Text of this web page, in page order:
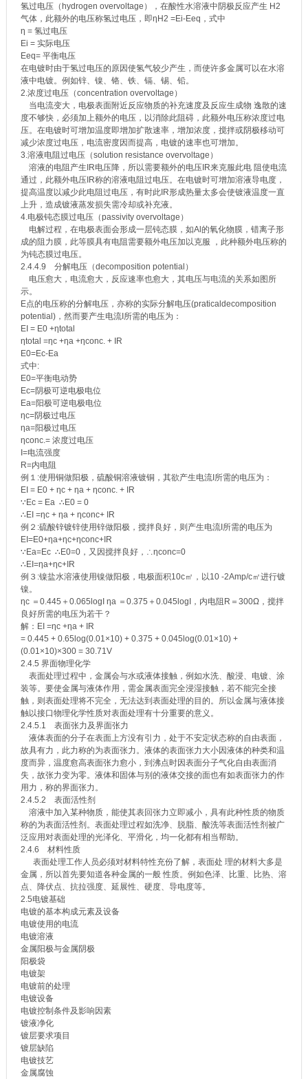
氢过电压（hydrogen overvoltage），在酸性水溶液中阴极反应产生 H2
气体，此额外的电压称氢过电压，即ηH2 =Ei-Eeq，式中
η = 氢过电压
Ei = 实际电压
Eeq= 平衡电压
在电镀时由于氢过电压的原因使氢气较少产生，而使许多金属可以在水溶
液中电镀。例如锌、镍、铬、铁、镉、锡、铅。
2.浓度过电压（concentration overvoltage）
当电流变大，电极表面附近反应物质的补充速度及反应生成物 逸散的速
度不够快，必须加上额外的电压，以消除此阻碍，此额外电压称浓度过电
压。在电镀时可增加温度即增加扩散速率，增加浓度，搅拌或阴极移动可
减少浓度过电压，电流密度因而提高，电镀的速率也可增加。
3.溶液电阻过电压（solution resistance overvoltage）
溶液的电阻产生IR电压降，所以需要额外的电压IR来克服此电 阻使电流
通过，此额外电压IR称的溶液电阻过电压。在电镀时可增加溶液导电度，
提高温度以减少此电阻过电压，有时此IR形成热量太多会使镀液温度一直
上升，造成镀液蒸发损失需冷却或补充液。
4.电极钝态膜过电压（passivity overvoltage）
电解过程，在电极表面会形成一层钝态膜，如Al的氧化物膜，错离子形
成的阻力膜，此等膜具有电阻需要额外电压加以克服 ，此种额外电压称的
为钝态膜过电压。
2.4.4.9 分解电压（decomposition potential）
电压愈大，电流愈大，反应速率也愈大，其电压与电流的关系如图所
示。
E点的电压称的分解电压，亦称的实际分解电压(praticaldecomposition
potential)，然而要产生电流I所需的电压为：
EI = E0 +ηtotal
ηtotal =ηc +ηa +ηconc. + IR
E0=Ec-Ea
式中:
E0=平衡电动势
Ec=阴极可逆电极电位
Ea=阳极可逆电极电位
ηc=阴极过电压
ηa=阳极过电压
ηconc.= 浓度过电压
I=电流强度
R=内电阻
例１:使用铜做阳极，硫酸铜溶液镀铜，其欲产生电流I所需的电压为：
EI = E0 + ηc + ηa + ηconc. + IR
∵Ec = Ea ∴E0 = 0
∴EI =ηc + ηa + ηconc+ IR
例２:硫酸锌镀锌使用锌做阳极，搅拌良好，则产生电流I所需的电压为
EI=E0+ηa+ηc+ηconc+IR
∵Ea=Ec ∴E0=0，又因搅拌良好，∴ηconc=0
∴EI=ηa+ηc+IR
例３:镍盐水溶液使用镍做阳极，电极面积10c㎡，以10 -2Amp/c㎡进行镀
镍。
ηc ＝0.445＋0.065logI ηa ＝0.375＋0.045logI，内电阻R＝300Ω，搅拌
良好所需的电压为若干？
解：EI =ηc +ηa + IR
= 0.445 + 0.65log(0.01×10) + 0.375 + 0.045log(0.01×10) +
(0.01×10)×300 = 30.71V
2.4.5 界面物理化学
表面处理过程中，金属会与水或液体接触，例如水洗、酸浸、电镀、涂
装等。要使金属与液体作用，需金属表面完全浸湿接触，若不能完全接
触，则表面处理将不完全，无法达到表面处理的目的。所以金属与液体接
触以接口物理化学性质对表面处理有十分重要的意义。
2.4.5.1 表面张力及界面张力
液体表面的分子在表面上方没有引力，处于不安定状态称的自由表面，
故具有力，此力称的为表面张力。液体的表面张力大小因液体的种类和温
度而异，温度愈高表面张力愈小，到沸点时因表面分子气化自由表面消
失，故张力变为零。液体和固体与别的液体交接的面也有如表面张力的作
用力，称的界面张力。
2.4.5.2 表面活性剂
溶液中加入某种物质，能使其表回张力立即减小，具有此种性质的物质
称的为表面活性剂。表面处理过程如洗净、脱脂、酸洗等表面活性剂被广
泛应用对表面处理的光泽化、平滑化，均一化都有相当帮助。
2.4.6 材料性质
表面处理工作人员必须对材料特性充份了解，表面处 理的材料大多是
金属，所以首先要知道各种金属的一般 性质。例如色泽、比重、比热、溶
点、降伏点、抗拉强度、延展性、硬度、导电度等。
2.5电镀基础
电镀的基本构成元素及设备
电镀使用的电流
电镀溶液
金属阳极与金属阴极
阳极袋
电镀架
电镀前的处理
电镀设备
电镀控制条件及影响因素
镀液净化
镀层要求项目
镀层缺陷
电镀技艺
金属腐蚀